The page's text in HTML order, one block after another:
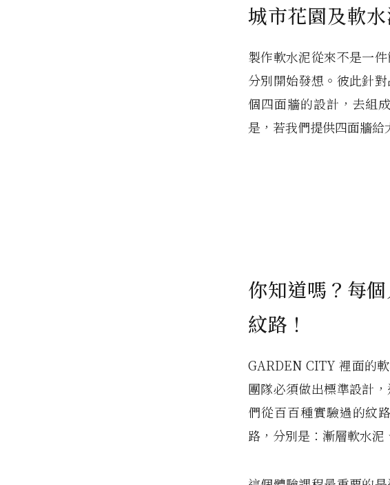
城市花園及軟
製作軟水泥從來不是一
分別開始發想。彼此針
個四面牆的設計，去組
是，若我們提供四面牆給
你知道嗎？每
紋路！
GARDEN CITY 裡面的
團隊必須做出標準設計
們從百百種實驗過的紋
路，分別是：漸層軟水